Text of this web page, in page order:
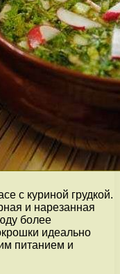
с куриной грудкой.
и нарезанная
более
идеально
питанием и